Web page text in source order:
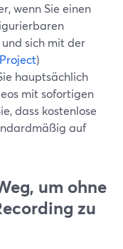
wenn Sie einen
sich mit der
)
hauptsächlich
mit sofortigen
dass kostenlose
auf
um ohne
zu